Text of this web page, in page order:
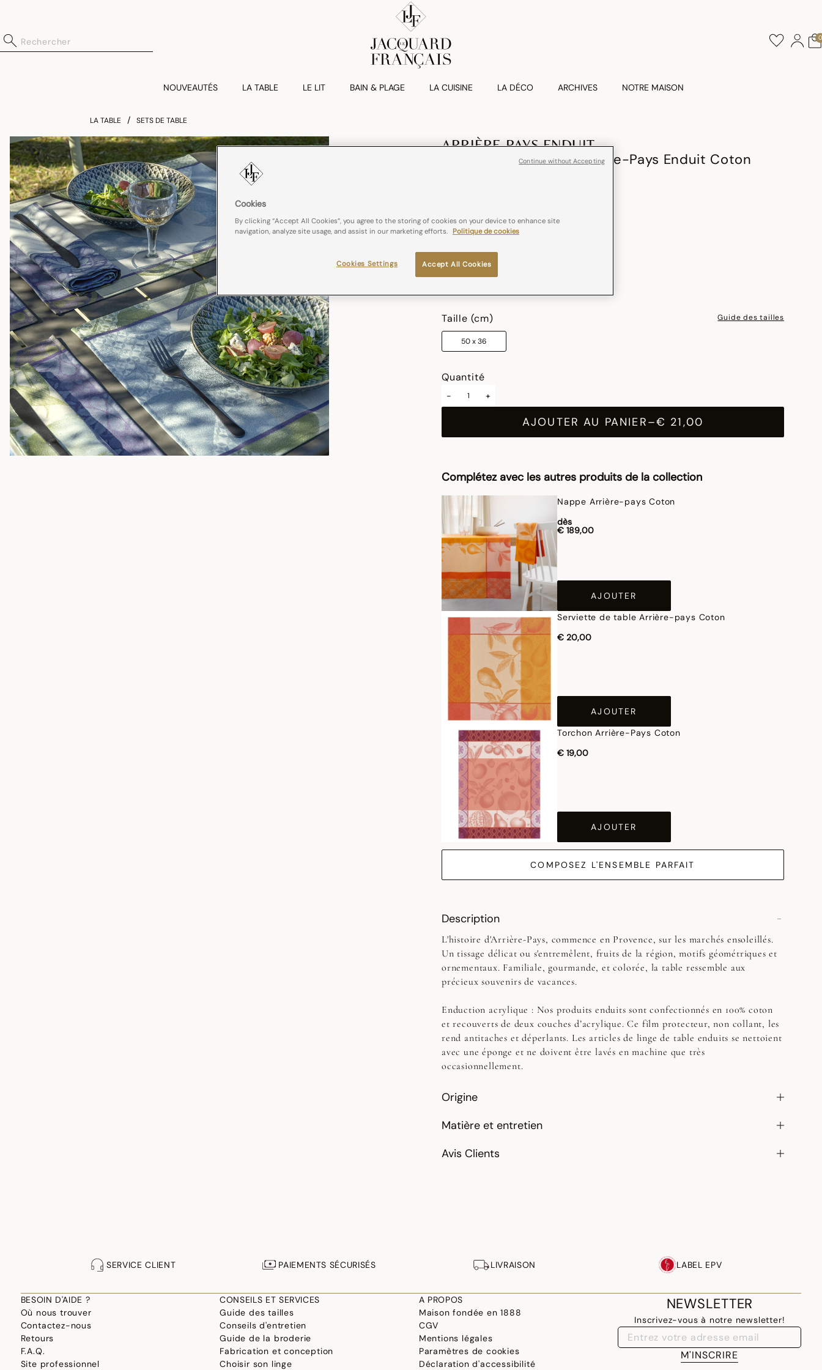
0
NOUVEAUTÉS LA TABLE LE LIT BAIN & PLAGE LA CUISINE LA DÉCO ARCHIVES NOTRE MAISON
LA TABLE SETS DE TABLE
ARRIÈRE-PAYS ENDUIT
Set De Table Enduit Arrière-Pays Enduit Coton
Couleurs :Cassis
Taille (cm) Guide des tailles
50 x 36
Quantité
- +
AJOUTER AU PANIER–€ 21,00
Complétez avec les autres produits de la collection
Nappe Arrière-pays Coton
dès
€ 189,00
AJOUTER
Serviette de table Arrière-pays Coton
€ 20,00
AJOUTER
Torchon Arrière-Pays Coton
€ 19,00
AJOUTER
COMPOSEZ L'ENSEMBLE PARFAIT
Description
L'histoire d'Arrière-Pays, commence en Provence, sur les marchés ensoleillés.
Un tissage délicat ou s'entremêlent, fruits de la région, motifs géométriques et
ornementaux. Familiale, gourmande, et colorée, la table ressemble aux
précieux souvenirs de vacances.
Enduction acrylique : Nos produits enduits sont confectionnés en 100% coton
et recouverts de deux couches d’acrylique. Ce film protecteur, non collant, les
rend antitaches et déperlants. Les articles de linge de table enduits se nettoient
avec une éponge et ne doivent être lavés en machine que très
occasionnellement.
Origine
Matière et entretien
Avis Clients
SERVICE CLIENT PAIEMENTS SÉCURISÉS LIVRAISON LABEL EPV
BESOIN D'AIDE ?
Où nous trouver
Contactez-nous
Retours
F.A.Q.
Site professionnel
CONSEILS ET SERVICES
Guide des tailles
Conseils d'entretien
Guide de la broderie
Fabrication et conception
Choisir son linge
A PROPOS
Maison fondée en 1888
CGV
Mentions légales
Paramètres de cookies
Déclaration d'accessibilité
NEWSLETTER
Inscrivez-vous à notre newsletter!
M'INSCRIRE
Cookies
By clicking “Accept All Cookies”, you agree to the storing of cookies on your device to enhance site
navigation, analyze site usage, and assist in our marketing efforts. Politique de cookies
Accept All Cookies
Cookies Settings
Continue without Accepting